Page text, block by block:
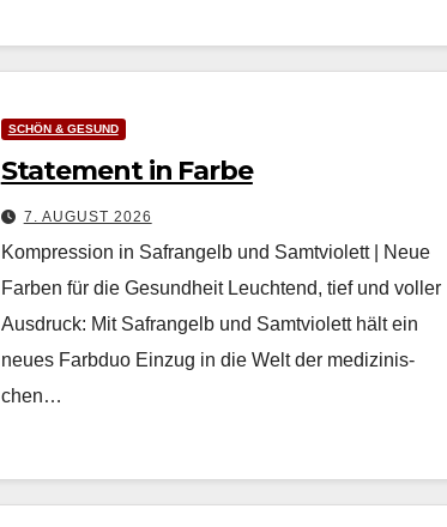
SCHÖN & GESUND
Statement in Farbe
7. AUGUST 2026
Kompression in Safrangelb und Samtviolett | Neue
Farben für die Gesundheit Leuch­t­end, tief und voller
Aus­druck: Mit Safrangelb und Samtvi­o­lett hält ein
neues Farb­duo Einzug in die Welt der medi­zinis­
chen…